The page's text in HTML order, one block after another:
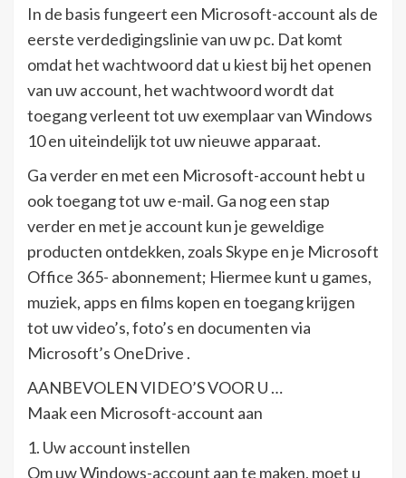
In de basis fungeert een Microsoft-account als de
eerste verdedigingslinie van uw pc. Dat komt
omdat het wachtwoord dat u kiest bij het openen
van uw account, het wachtwoord wordt dat
toegang verleent tot uw exemplaar van Windows
10 en uiteindelijk tot uw nieuwe apparaat.
Ga verder en met een Microsoft-account hebt u
ook toegang tot uw e-mail. Ga nog een stap
verder en met je account kun je geweldige
producten ontdekken, zoals Skype en je Microsoft
Office 365- abonnement; Hiermee kunt u games,
muziek, apps en films kopen en toegang krijgen
tot uw video’s, foto’s en documenten via
Microsoft’s OneDrive .
AANBEVOLEN VIDEO’S VOOR U …
Maak een Microsoft-account aan
1. Uw account instellen
Om uw Windows-account aan te maken, moet u